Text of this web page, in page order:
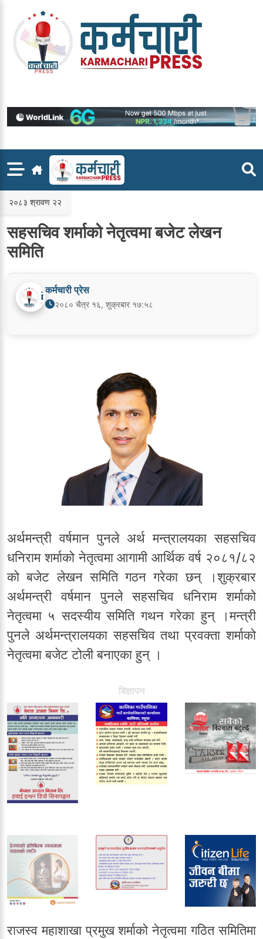
content
२०८३ श्रावण २२
सहसचिव शर्माको नेतृत्वमा बजेट लेखन
समिति
कर्मचारी प्रेस
२०८० चैत्र १६, शुक्रबार १७:५८
अर्थमन्त्री वर्षमान पुनले अर्थ मन्त्रालयका सहसचिव
धनिराम शर्माको नेतृत्वमा आगामी आर्थिक वर्ष २०८१/८२
को बजेट लेखन समिति गठन गरेका छन् ।शुक्रबार
अर्थमन्त्री वर्षमान पुनले सहसचिव धनिराम शर्माको
नेतृत्वमा ५ सदस्यीय समिति गथन गरेका हुन् ।मन्त्री
पुनले अर्थमन्त्रालयका सहसचिव तथा प्रवक्ता शर्माको
नेतृत्वमा बजेट टोली बनाएका हुन् ।
बिज्ञापन
राजस्व महाशाखा प्रमुख शर्माको नेतृत्वमा गठित समितिमा